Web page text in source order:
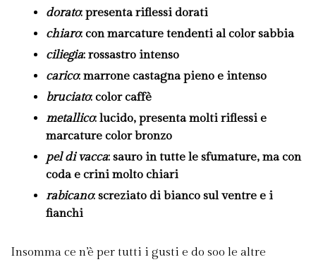
dorato: presenta riflessi dorati
chiaro: con marcature tendenti al color sabbia
ciliegia: rossastro intenso
carico: marrone castagna pieno e intenso
bruciato: color caffè
metallico: lucido, presenta molti riflessi e
marcature color bronzo
pel di vacca: sauro in tutte le sfumature, ma con
coda e crini molto chiari
rabicano: screziato di bianco sul ventre e i
fianchi
Insomma ce n’è per tutti i gusti e do soo le altre